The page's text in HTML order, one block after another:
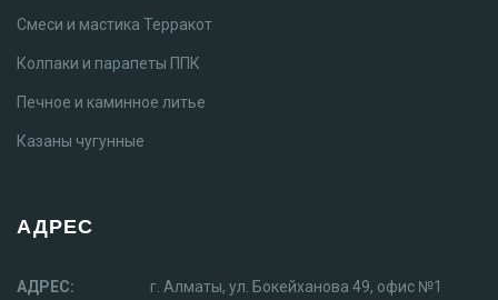
Смеси и мастика Терракот
Колпаки и парапеты ППК
Печное и каминное литье
Казаны чугунные
АДРЕС
АДРЕС:
г. Алматы, ул. Бокейханова 49, офис №1